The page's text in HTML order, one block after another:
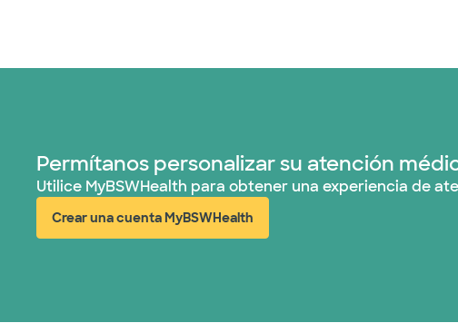
Permítanos personalizar su atención
Utilice MyBSWHealth para obtener una experiencia de
Crear una cuenta MyBSWHealth
(abre en ventana nueva)